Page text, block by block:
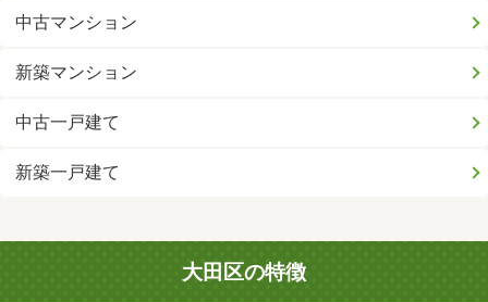
中古マンション
新築マンション
中古一戸建て
新築一戸建て
大田区の特徴